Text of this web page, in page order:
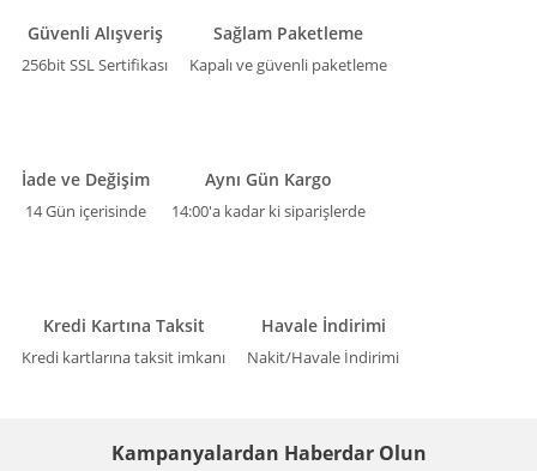
Güvenli Alışveriş
256bit SSL Sertifikası
Sağlam Paketleme
Kapalı ve güvenli paketleme
İade ve Değişim
14 Gün içerisinde
Aynı Gün Kargo
14:00'a kadar ki siparişlerde
Kredi Kartına Taksit
Kredi kartlarına taksit imkanı
Havale İndirimi
Nakit/Havale İndirimi
Kampanyalardan Haberdar Olun